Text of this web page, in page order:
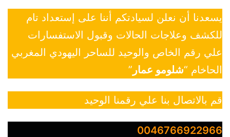
يسعدنا أن نعلن لسيادتكم أننا على إستعداد تام
للكشف وعلاجات الحالات وقبول الاستفسارات
علي رقم الخاص والوحيد للساحر اليهودي المغربي
الحاخام “شلومو عمار ”
قم بالاتصال بنا علي رقمنا الوحيد
0046766922966